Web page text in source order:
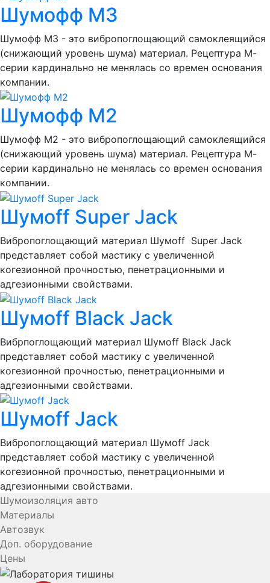
Шумофф М3
Шумофф М3 - это вибропоглощающий самоклеящийся
(снижающий уровень шума) материал. Рецептура М-
серии кардинально не менялась со времен основания
компании.
Шумофф М2
Шумофф М2 - это вибропоглощающий самоклеящийся
(снижающий уровень шума) материал. Рецептура М-
серии кардинально не менялась со времен основания
компании.
Шумоff Super Jack
Вибропоглощающий материал Шумоff Super Jack
представляет собой мастику с увеличенной
когезионной прочностью, пенетрационными и
адгезионными свойствами.
Шумоff Black Jack
Вибрпоглощающий материал Шумоff Black Jack
представляет собой мастику с увеличенной
когезионной прочностью, пенетрационными и
адгезионными свойствами.
Шумоff Jack
Вибропоглощающий материал Шумоff Jack
представляет собой мастику с увеличенной
когезионной прочностью, пенетрационными и
адгезионными свойствами.
Шумоизоляция авто
Материалы
Автозвук
Доп. оборудование
Цены